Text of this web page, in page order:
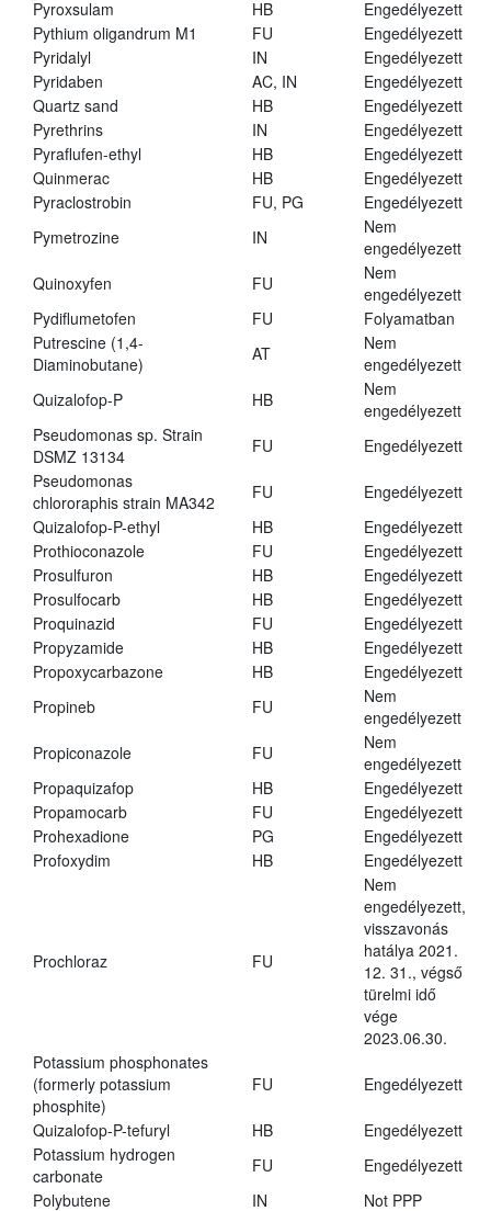
Pyroxsulam
HB
Engedélyezett
Pythium oligandrum M1
FU
Engedélyezett
Pyridalyl
IN
Engedélyezett
Pyridaben
AC, IN
Engedélyezett
Quartz sand
HB
Engedélyezett
Pyrethrins
IN
Engedélyezett
Pyraflufen-ethyl
HB
Engedélyezett
Quinmerac
HB
Engedélyezett
Pyraclostrobin
FU, PG
Engedélyezett
Pymetrozine
IN
Nem
engedélyezett
Quinoxyfen
FU
Nem
engedélyezett
Pydiflumetofen
FU
Folyamatban
Putrescine (1,4-
Diaminobutane)
AT
Nem
engedélyezett
Quizalofop-P
HB
Nem
engedélyezett
Pseudomonas sp. Strain
DSMZ 13134
FU
Engedélyezett
Pseudomonas
chlororaphis strain MA342
FU
Engedélyezett
Quizalofop-P-ethyl
HB
Engedélyezett
Prothioconazole
FU
Engedélyezett
Prosulfuron
HB
Engedélyezett
Prosulfocarb
HB
Engedélyezett
Proquinazid
FU
Engedélyezett
Propyzamide
HB
Engedélyezett
Propoxycarbazone
HB
Engedélyezett
Propineb
FU
Nem
engedélyezett
Propiconazole
FU
Nem
engedélyezett
Propaquizafop
HB
Engedélyezett
Propamocarb
FU
Engedélyezett
Prohexadione
PG
Engedélyezett
Profoxydim
HB Engedélyezett
Prochloraz FU
Nem
engedélyezett,
visszavonás
hatálya 2021.
12. 31., végső
türelmi idő
vége
2023.06.30.
Potassium phosphonates
(formerly potassium
phosphite)
FU Engedélyezett
Quizalofop-P-tefuryl HB
Engedélyezett
Potassium hydrogen
carbonate
FU
Engedélyezett
Polybutene
IN
Not PPP